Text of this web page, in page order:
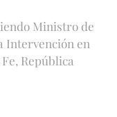
Ministro de
Intervención en
República